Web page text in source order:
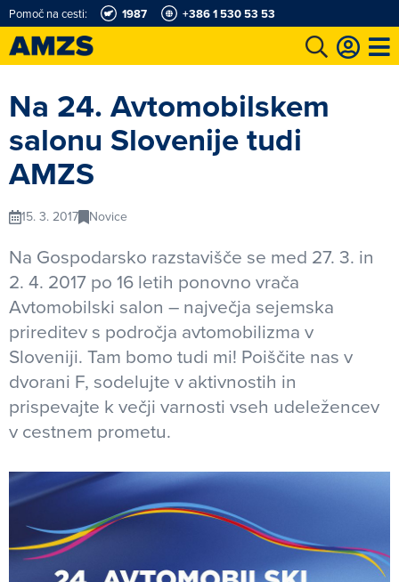
Pomoč na cesti: 1987 +386 1 530 53 53
Na 24. Avtomobilskem
salonu Slovenije tudi
AMZS
15. 3. 2017 Novice
Na Gospodarsko razstavišče se med 27. 3. in
2. 4. 2017 po 16 letih ponovno vrača
Avtomobilski salon – največja sejemska
prireditev s področja avtomobilizma v
Sloveniji. Tam bomo tudi mi! Poiščite nas v
dvorani F, sodelujte v aktivnostih in
prispevajte k večji varnosti vseh udeležencev
v cestnem prometu.